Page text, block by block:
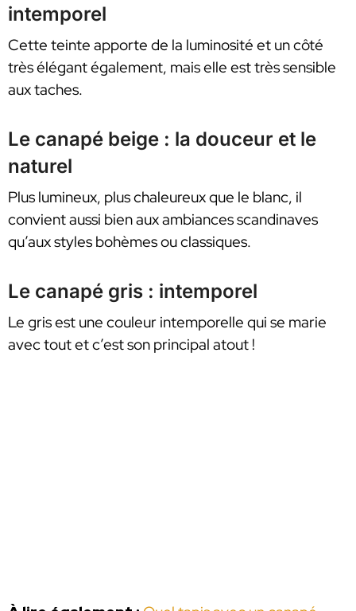
intemporel
Cette teinte apporte de la luminosité et un côté
très élégant également, mais elle est très sensible
aux taches.
Le canapé beige : la douceur et le
naturel
Plus lumineux, plus chaleureux que le blanc, il
convient aussi bien aux ambiances scandinaves
qu’aux styles bohèmes ou classiques.
Le canapé gris : intemporel
Le gris est une couleur intemporelle qui se marie
avec tout et c’est son principal atout !